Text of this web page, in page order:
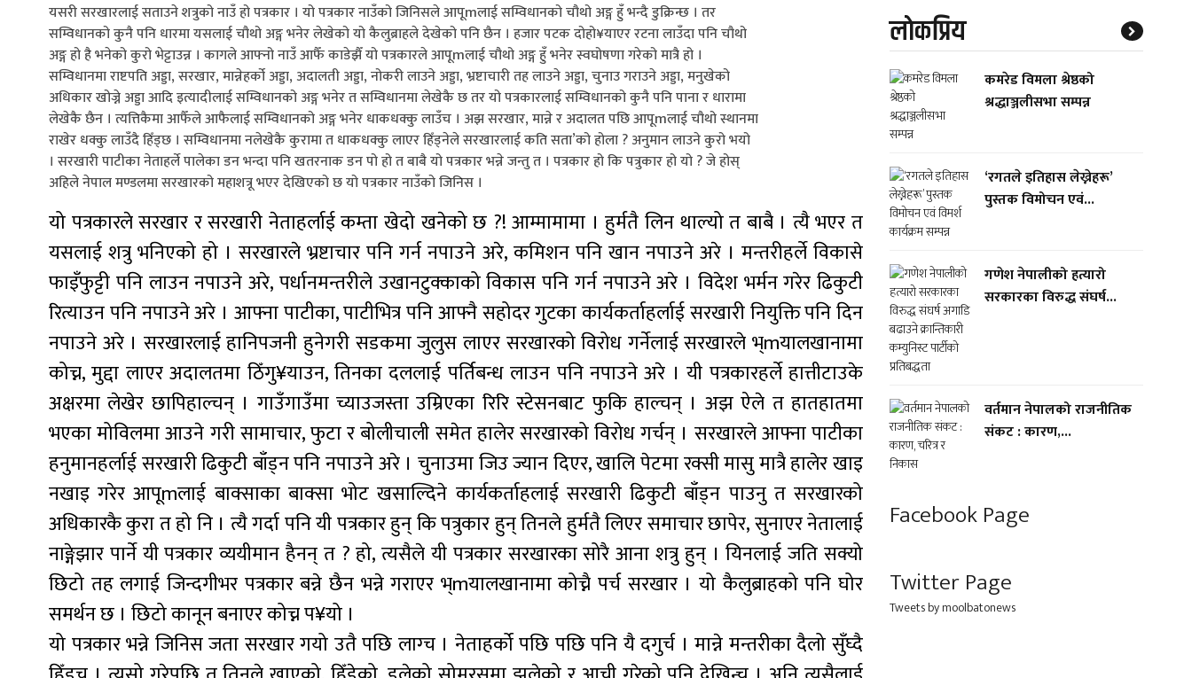
यसरी सरखारलाई सताउने शत्रुको नाउँ हो पत्रकार । यो पत्रकार नाउँको जिनिसले आपूmलाई सम्विधानको चौथो अङ्ग हुँ भन्दै डुक्रिन्छ । तर
सम्विधानको कुनै पनि धारमा यसलाई चौथो अङ्ग भनेर लेखेको यो कैलुब्राहले देखेको पनि छैन । हजार पटक दोहो¥याएर रटना लाउँदा पनि चौथो
अङ्ग हो है भनेको कुरो भेट्टाउन्न । कागले आफ्नो नाउँ आफैँ काडेझैँ यो पत्रकारले आपूmलाई चौथो अङ्ग हुँ भनेर स्वघोषणा गरेको मात्रै हो ।
सम्विधानमा राष्टपति अड्डा, सरखार, मान्नेहर्को अड्डा, अदालती अड्डा, नोकरी लाउने अड्डा, भ्रष्टाचारी तह लाउने अड्डा, चुनाउ गराउने अड्डा, मनुखेको
अधिकार खोज्ने अड्डा आदि इत्यादीलाई सम्विधानको अङ्ग भनेर त सम्विधानमा लेखेकै छ तर यो पत्रकारलाई सम्विधानको कुनै पनि पाना र धारामा
लेखेकै छैन । त्यत्तिकैमा आफैँले आफैलाई सम्विधानको अङ्ग भनेर धाकधक्कु लाउँच । अझ सरखार, मान्ने र अदालत पछि आपूmलाई चौथो स्थानमा
राखेर धक्कु लाउँदै हिँड्छ । सम्विधानमा नलेखेकै कुरामा त धाकधक्कु लाएर हिँड्नेले सरखारलाई कति सता’को होला ? अनुमान लाउने कुरो भयो
। सरखारी पाटीका नेताहर्ले पालेका डन भन्दा पनि खतरनाक डन पो हो त बाबै यो पत्रकार भन्ने जन्तु त । पत्रकार हो कि पत्रुकार हो यो ? जे होस्
अहिले नेपाल मण्डलमा सरखारको महाशत्रू भएर देखिएको छ यो पत्रकार नाउँको जिनिस ।
यो पत्रकारले सरखार र सरखारी नेताहर्लाई कम्ता खेदो खनेको छ ?! आम्मामामा । हुर्मतै लिन थाल्यो त बाबै । त्यै भएर त
यसलाई शत्रु भनिएको हो । सरखारले भ्रष्टाचार पनि गर्न नपाउने अरे, कमिशन पनि खान नपाउने अरे । मन्तरीहर्ले विकासे
फाइँफुट्टी पनि लाउन नपाउने अरे, पर्धानमन्तरीले उखानटुक्काको विकास पनि गर्न नपाउने अरे । विदेश भर्मन गरेर ढिकुटी
रित्याउन पनि नपाउने अरे । आफ्ना पाटीका, पाटीभित्र पनि आफ्नै सहोदर गुटका कार्यकर्ताहर्लाई सरखारी नियुक्ति पनि दिन
नपाउने अरे । सरखारलाई हानिपजनी हुनेगरी सडकमा जुलुस लाएर सरखारको विरोध गर्नेलाई सरखारले भ्mयालखानामा
कोच्न, मुद्दा लाएर अदालतमा ठिँगु¥याउन, तिनका दललाई पर्तिबन्ध लाउन पनि नपाउने अरे । यी पत्रकारहर्ले हात्तीटाउके
अक्षरमा लेखेर छापिहाल्चन् । गाउँगाउँमा च्याउजस्ता उम्रिएका रिरि स्टेसनबाट फुकि हाल्चन् । अझ ऐले त हातहातमा
भएका मोविलमा आउने गरी सामाचार, फुटा र बोलीचाली समेत हालेर सरखारको विरोध गर्चन् । सरखारले आफ्ना पाटीका
हनुमानहर्लाई सरखारी ढिकुटी बाँड्न पनि नपाउने अरे । चुनाउमा जिउ ज्यान दिएर, खालि पेटमा रक्सी मासु मात्रै हालेर खाइ
नखाइ गरेर आपूmलाई बाक्साका बाक्सा भोट खसाल्दिने कार्यकर्ताहलाई सरखारी ढिकुटी बाँड्न पाउनु त सरखारको
अधिकारकै कुरा त हो नि । त्यै गर्दा पनि यी पत्रकार हुन् कि पत्रुकार हुन् तिनले हुर्मतै लिएर समाचार छापेर, सुनाएर नेतालाई
नाङ्गेझार पार्ने यी पत्रकार व्ययीमान हैनन् त ? हो, त्यसैले यी पत्रकार सरखारका सोरै आना शत्रु हुन् । यिनलाई जति सक्यो
छिटो तह लगाई जिन्दगीभर पत्रकार बन्ने छैन भन्ने गराएर भ्mयालखानामा कोच्नै पर्च सरखार । यो कैलुब्राहको पनि घोर
समर्थन छ । छिटो कानून बनाएर कोच्न प¥यो ।
यो पत्रकार भन्ने जिनिस जता सरखार गयो उतै पछि लाग्च । नेताहर्को पछि पछि पनि यै दगुर्च । मान्ने मन्तरीका दैलो सुँघ्दै
लाेकप्रिय
कमरेड विमला श्रेष्ठको
श्रद्धाञ्जलीसभा सम्पन्न
‘रगतले इतिहास लेख्नेहरू’
पुस्तक विमोचन एवं...
गणेश नेपालीको हत्यारो
सरकारका विरुद्ध संघर्ष...
वर्तमान नेपालको राजनीतिक
संकट : कारण,...
Facebook Page
Twitter Page
Tweets by moolbatonews